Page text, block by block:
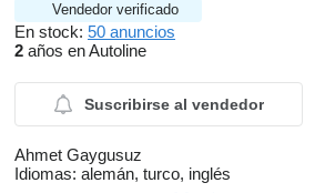
Vendedor verificado
En stock: 50 anuncios
2 años en Autoline
Suscribirse al vendedor
Ahmet Gaygusuz
Idiomas: alemán, turco, inglés